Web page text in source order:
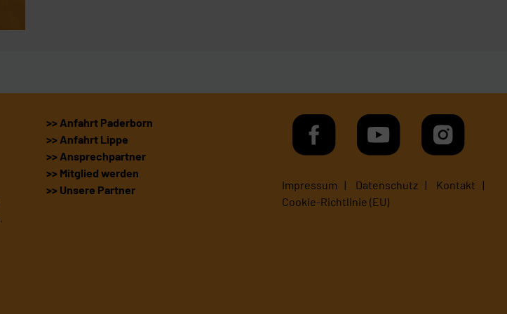
.
>> Anfahrt Paderborn
>> Anfahrt Lippe
>> Ansprechpartner
>> Mitglied werden
>> Unsere Partner
Impressum Datenschutz
Kontakt
Cookie-Richtlinie (EU)